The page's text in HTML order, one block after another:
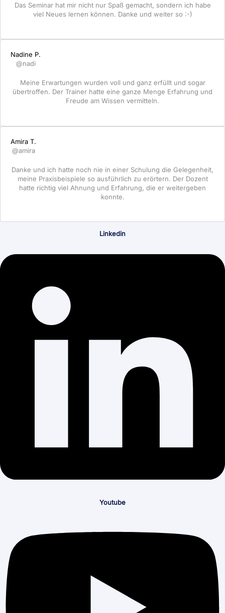
Das Seminar hat mir nicht nur Spaß gemacht, sondern ich habe
viel Neues lernen können. Danke und weiter so :-)
Nadine P.
@nadi
Meine Erwartungen wurden voll und ganz erfüllt und sogar
übertroffen. Der Trainer hatte eine ganze Menge Erfahrung und
Freude am Wissen vermitteln.
Amira T.
@amira
Danke und ich hatte noch nie in einer Schulung die Gelegenheit,
meine Praxisbeispiele so ausführlich zu erörtern. Der Dozent
hatte richtig viel Ahnung und Erfahrung, die er weitergeben
konnte.
Linkedin
Youtube